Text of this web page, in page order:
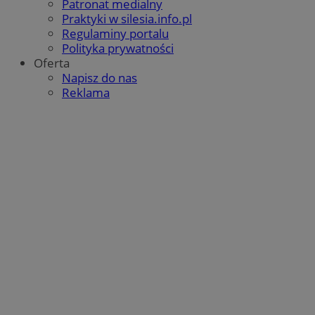
Patronat medialny
Praktyki w silesia.info.pl
Regulaminy portalu
Polityka prywatności
Oferta
Napisz do nas
Reklama
QeSessID orzesze.com.pl